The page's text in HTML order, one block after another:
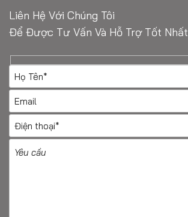
Liên Hệ Với Chúng Tôi
Để Được Tư Vấn Và Hỗ Trợ Tốt Nhất